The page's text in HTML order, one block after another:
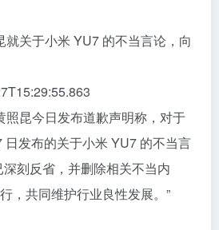
就关于小米 YU7 的不当言论，向
照昆今日发布道歉声明称，对于
日发布的关于小米 YU7 的不当言
刻反省，并删除相关不当内
，共同维护行业良性发展。”